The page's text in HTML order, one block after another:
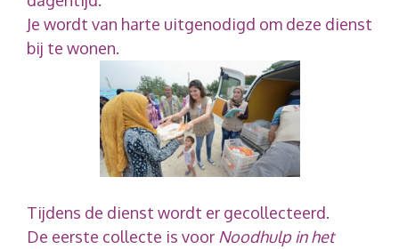
Je wordt van harte uitgenodigd om deze dienst
bij te wonen.
Tijdens de dienst wordt er gecollecteerd.
De eerste collecte is voor Noodhulp in het